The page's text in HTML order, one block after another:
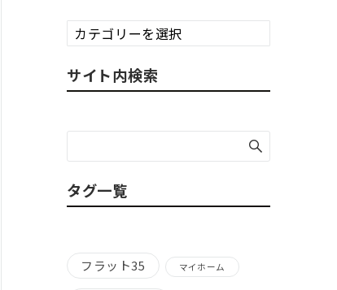
お
役
ち
情
（カ
ゴ
リ
ー
サイト内検索
タグ一覧
フラット35 マイホーム